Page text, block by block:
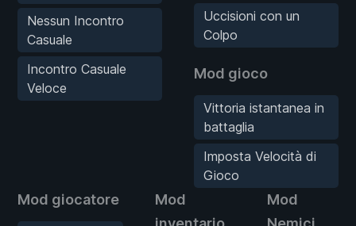
Nessun Incontro
Casuale
Incontro Casuale
Veloce
Uccisioni con un
Colpo
Mod gioco
Vittoria istantanea in
battaglia
Imposta Velocità di
Gioco
Mod giocatore
Mod
Mod